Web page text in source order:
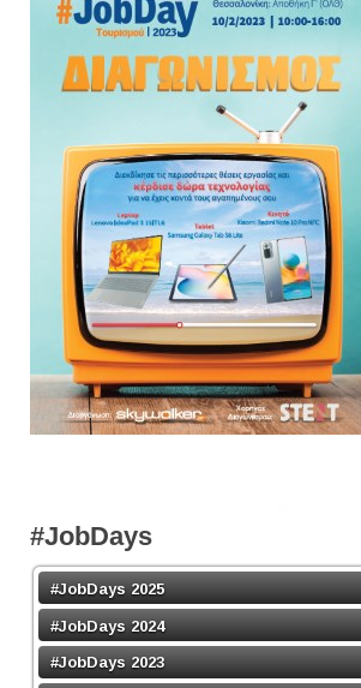
#JobDays
#JobDays 2025
#JobDays 2024
#JobDays 2023